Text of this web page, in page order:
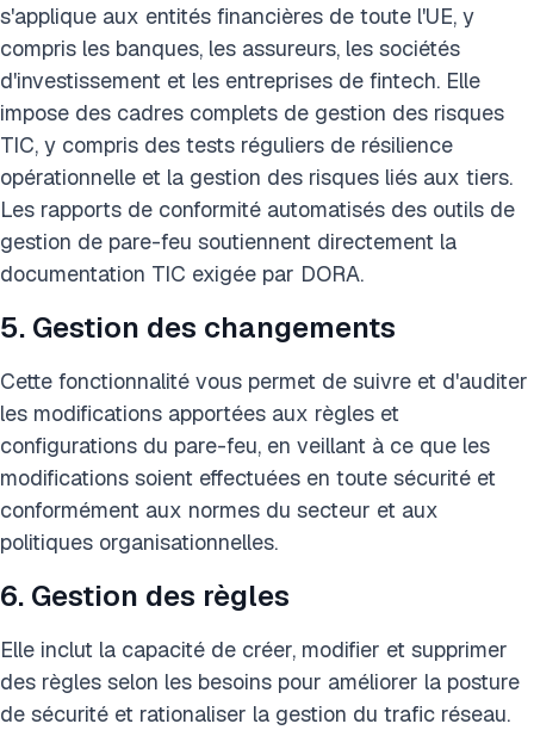
s'applique aux entités financières de toute l'UE, y
compris les banques, les assureurs, les sociétés
d'investissement et les entreprises de fintech. Elle
impose des cadres complets de gestion des risques
TIC, y compris des tests réguliers de résilience
opérationnelle et la gestion des risques liés aux tiers.
Les rapports de conformité automatisés des outils de
gestion de pare-feu soutiennent directement la
documentation TIC exigée par DORA.
5. Gestion des changements
Cette fonctionnalité vous permet de suivre et d'auditer
les modifications apportées aux règles et
configurations du pare-feu, en veillant à ce que les
modifications soient effectuées en toute sécurité et
conformément aux normes du secteur et aux
politiques organisationnelles.
6. Gestion des règles
Elle inclut la capacité de créer, modifier et supprimer
des règles selon les besoins pour améliorer la posture
de sécurité et rationaliser la gestion du trafic réseau.